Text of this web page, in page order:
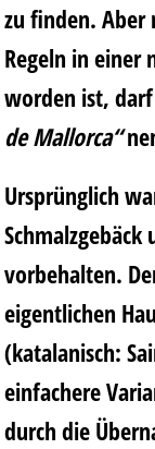
zu finden. Aber
Regeln in einer
worden ist, darf
de Mallorca“
Ursprünglich
vorbehalten.
eigentlichen
(katalanisch:
einfachere
durch die